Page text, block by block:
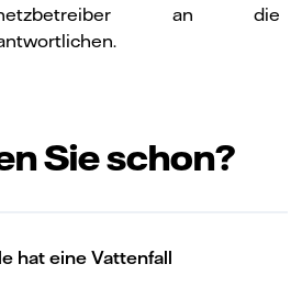
an die
Sie schon?
hat eine Vattenfall